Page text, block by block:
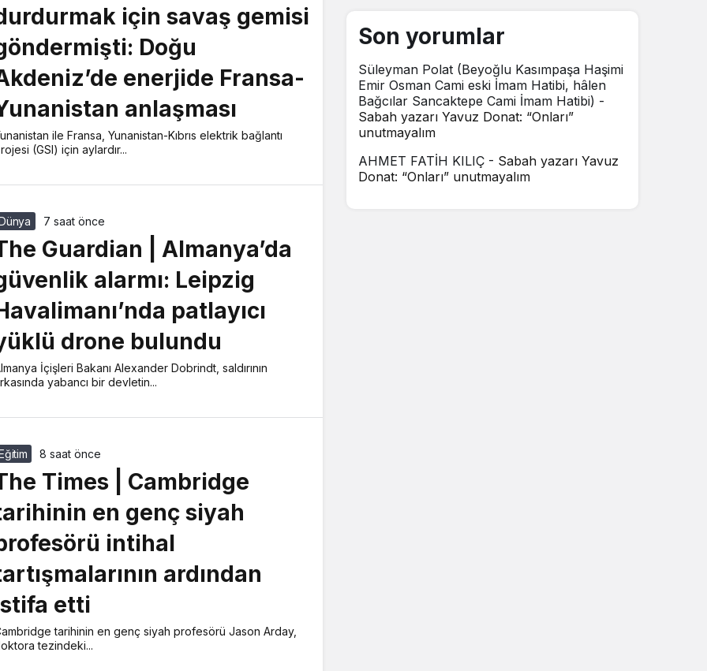
için savaş gemisi
Doğu
enerjide Fransa-
anlaşması
ile Fransa, Yunanistan-Kıbrıs elektrik bağlantı
(GSI) için aylardır...
7 saat önce
Guardian | Almanya’da
alarmı: Leipzig
patlayıcı
drone bulundu
İçişleri Bakanı Alexander Dobrindt, saldırının
yabancı bir devletin...
8 saat önce
Times | Cambridge
en genç siyah
intihal
ardından
etti
tarihinin en genç siyah profesörü Jason Arday,
tezindeki...
Son yorumlar
Süleyman Polat (Beyoğlu Kasımpaşa Haşimi
Emir Osman Cami eski İmam Hatibi, hâlen
Bağcılar Sancaktepe Cami İmam Hatibi) -
Sabah yazarı Yavuz Donat: “Onları”
unutmayalım
AHMET FATİH KILIÇ - Sabah yazarı Yavuz
Donat: “Onları” unutmayalım